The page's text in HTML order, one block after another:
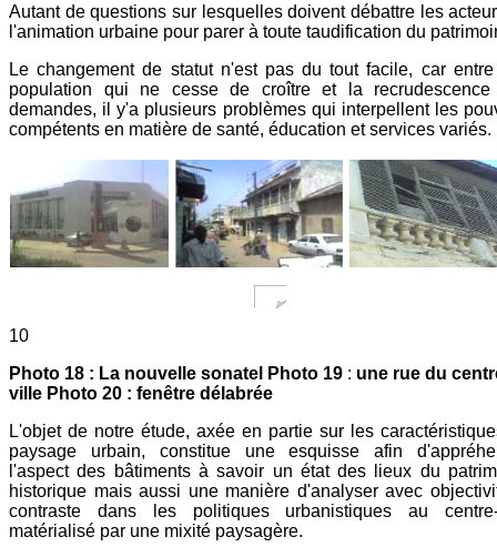
Autant de questions sur lesquelles doivent débattre les
l'animation urbaine pour parer à toute taudification du
Le changement de statut n'est pas du tout facile, car
population qui ne cesse de croître et la recrudescence
demandes, il y'a plusieurs problèmes qui interpellent les
compétents en matière de santé, éducation et services variés.
10
Photo 18 : La nouvelle sonatel Photo 19 : une rue du
ville Photo 20 : fenêtre délabrée
L'objet de notre étude, axée en partie sur les
paysage urbain, constitue une esquisse afin
l'aspect des bâtiments à savoir un état des lieux du
historique mais aussi une manière d'analyser avec
contraste dans les politiques urbanistiques au
matérialisé par une mixité paysagère.